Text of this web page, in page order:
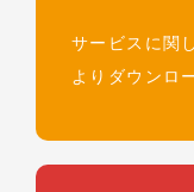
サービスに関
よりダウンロ